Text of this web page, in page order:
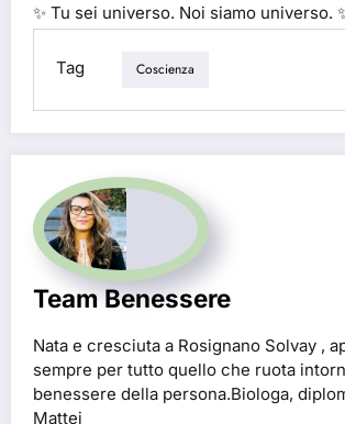
✨ Tu sei universo. Noi siamo universo.
Tag Coscienza
Team Benessere
Nata e cresciuta a Rosignano Solvay ,
sempre per tutto quello che ruota
benessere della persona.Biologa,
Mattei